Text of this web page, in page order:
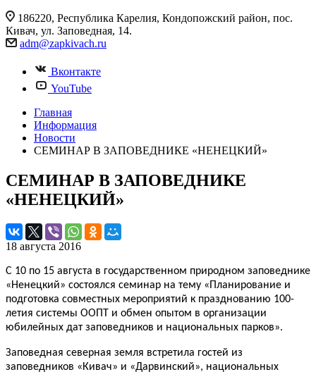
186220, Республика Карелия, Кондопожский район, пос.
Кивач, ул. Заповедная, 14.
adm@zapkivach.ru
Вконтакте
YouTube
Главная
Информация
Новости
СЕМИНАР В ЗАПОВЕДНИКЕ «НЕНЕЦКИЙ»
СЕМИНАР В ЗАПОВЕДНИКЕ
«НЕНЕЦКИЙ»
18 августа 2016
С 10 по 15 августа в государственном природном заповеднике
«Ненецкий» состоялся семинар на тему «Планирование и
подготовка совместных мероприятий к празднованию 100-
летия системы ООПТ и обмен опытом в организации
юбилейных дат заповедников и национальных парков».
Заповедная северная земля встретила гостей из
заповедников «Кивач» и «Дарвинский», национальных